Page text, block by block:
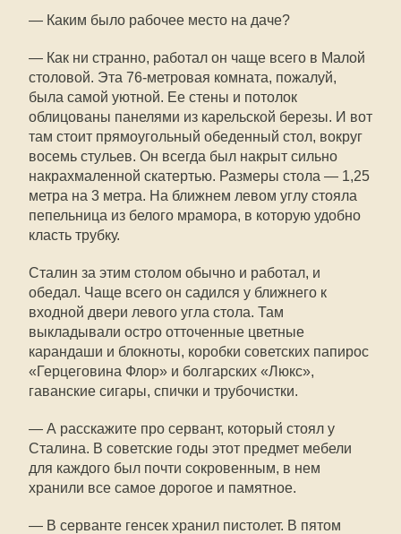
— Каким было рабочее место на даче?
— Как ни странно, работал он чаще всего в Малой
столовой. Эта 76-метровая комната, пожалуй,
была самой уютной. Ее стены и потолок
облицованы панелями из карельской березы. И вот
там стоит прямоугольный обеденный стол, вокруг
восемь стульев. Он всегда был накрыт сильно
накрахмаленной скатертью. Размеры стола — 1,25
метра на 3 метра. На ближнем левом углу стояла
пепельница из белого мрамора, в которую удобно
класть трубку.
Сталин за этим столом обычно и работал, и
обедал. Чаще всего он садился у ближнего к
входной двери левого угла стола. Там
выкладывали остро отточенные цветные
карандаши и блокноты, коробки советских папирос
«Герцеговина Флор» и болгарских «Люкс»,
гаванские сигары, спички и трубочистки.
— А расскажите про сервант, который стоял у
Сталина. В советские годы этот предмет мебели
для каждого был почти сокровенным, в нем
хранили все самое дорогое и памятное.
— В серванте генсек хранил пистолет. В пятом